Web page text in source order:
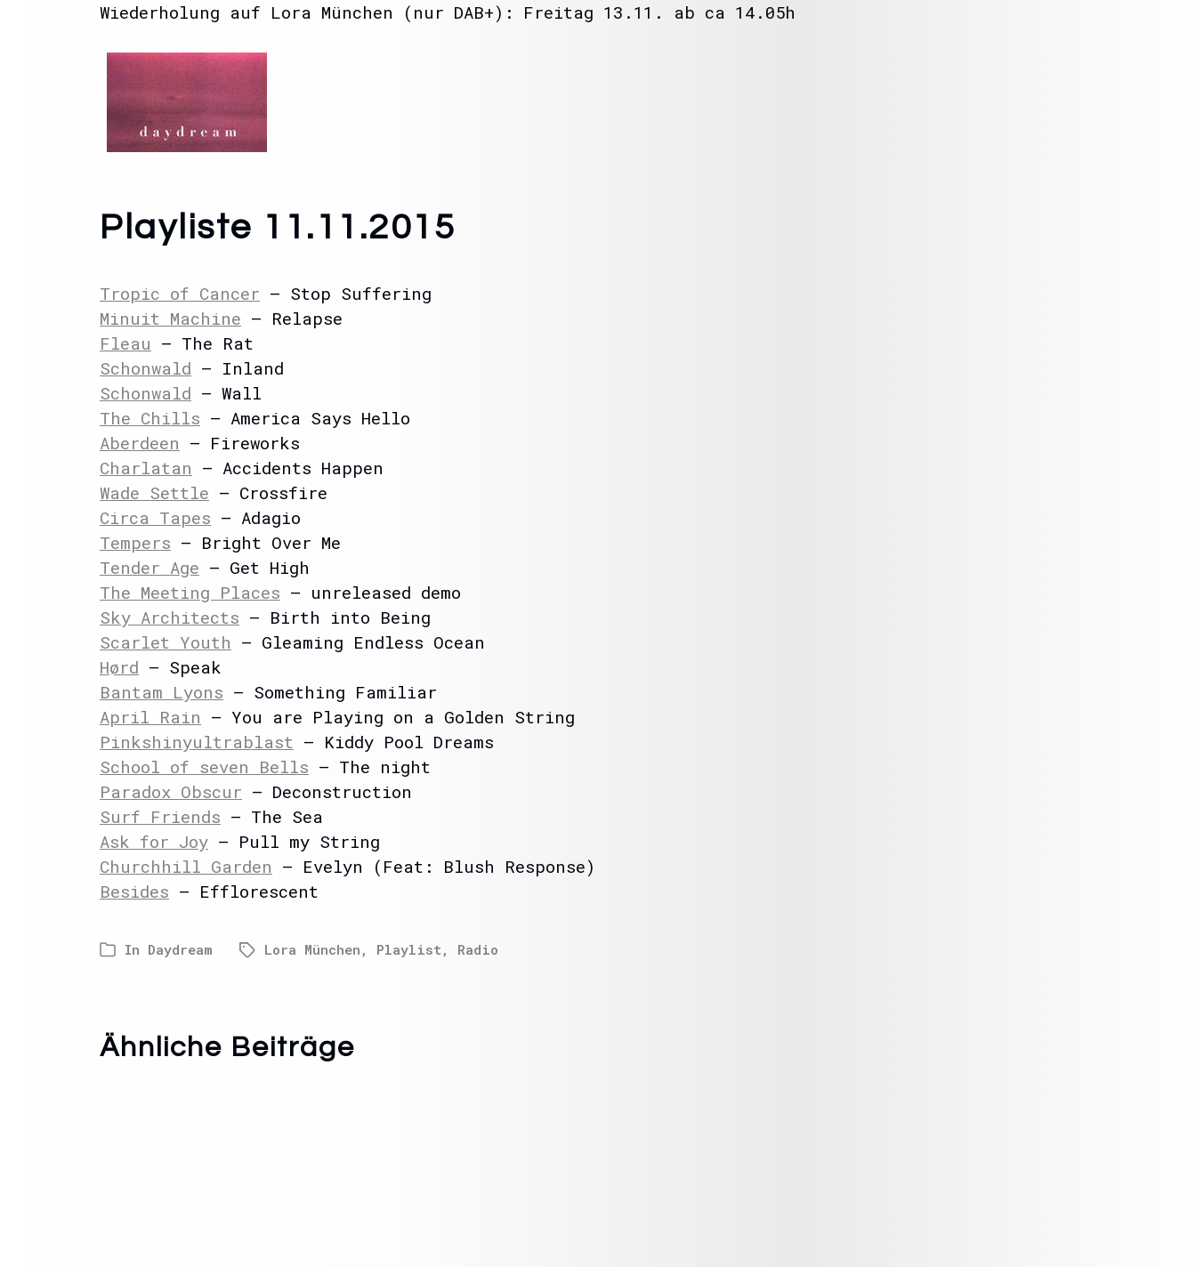
Wiederholung auf Lora München (nur DAB+): Freitag 13.11. ab ca 14.05h
Playliste 11.11.2015
Tropic of Cancer – Stop Suffering
Minuit Machine – Relapse
Fleau – The Rat
Schonwald – Inland
Schonwald – Wall
The Chills – America Says Hello
Aberdeen – Fireworks
Charlatan – Accidents Happen
Wade Settle – Crossfire
Circa Tapes – Adagio
Tempers – Bright Over Me
Tender Age – Get High
The Meeting Places – unreleased demo
Sky Architects – Birth into Being
Scarlet Youth – Gleaming Endless Ocean
Hørd – Speak
Bantam Lyons – Something Familiar
April Rain – You are Playing on a Golden String
Pinkshinyultrablast – Kiddy Pool Dreams
School of seven Bells – The night
Paradox Obscur – Deconstruction
Surf Friends – The Sea
Ask for Joy – Pull my String
Churchhill Garden – Evelyn (Feat: Blush Response)
Besides – Efflorescent
In Daydream Lora München , Playlist , Radio
Ähnliche Beiträge